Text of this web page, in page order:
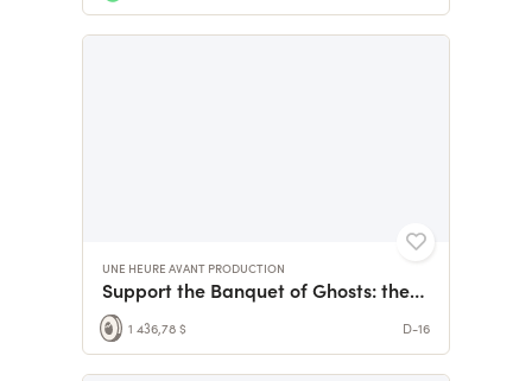
UNE HEURE AVANT PRODUCTION
Support the Banquet of Ghosts: they're waiting for you!
1 436,78 $ D-16